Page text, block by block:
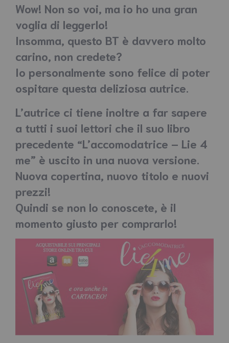
Wow! Non so voi, ma io ho una gran
voglia di leggerlo!
Insomma, questo BT è davvero molto
carino, non credete?
Io personalmente sono felice di poter
ospitare questa deliziosa autrice.
L’autrice ci tiene inoltre a far sapere
a tutti i suoi lettori che il suo libro
precedente “L’accomodatrice – Lie 4
me” è uscito in una nuova versione.
Nuova copertina, nuovo titolo e nuovi
prezzi!
Quindi se non lo conoscete, è il
momento giusto per comprarlo!